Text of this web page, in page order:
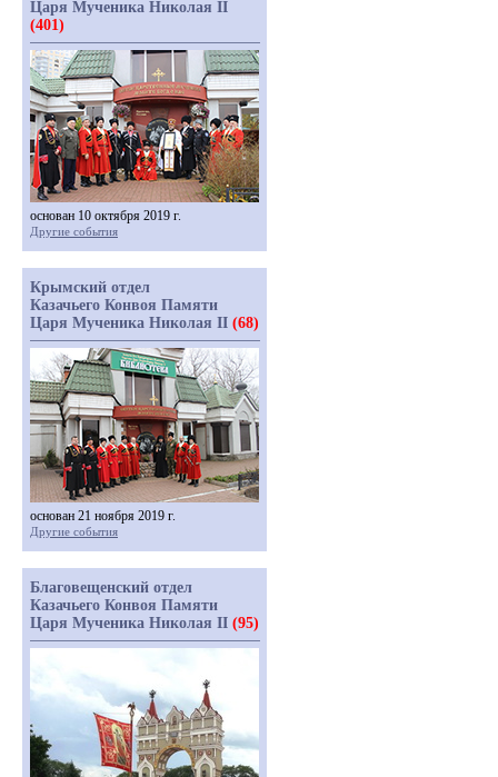
Царя Мученика Николая II
(401)
основан 10 октября 2019 г.
Другие события
Крымский отдел
Казачьего Конвоя Памяти
Царя Мученика Николая II (68)
основан 21 ноября 2019 г.
Другие события
Благовещенский отдел
Казачьего Конвоя Памяти
Царя Мученика Николая II (95)